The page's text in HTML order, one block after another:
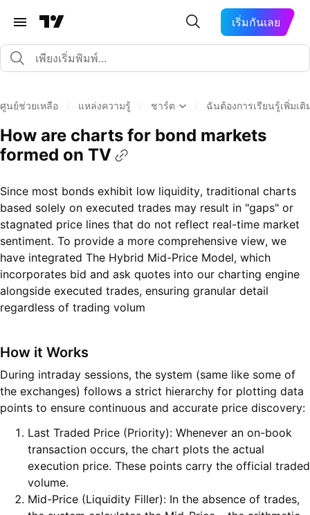
เริ่มกันเลย
ศูนย์ช่วยเหลือ แหล่งความรู้ ชาร์ต ฉันต้องการเรียนรู้เพิ่มเ
How are charts for bond markets
formed on TV
Since most bonds exhibit low liquidity, traditional charts
based solely on executed trades may result in "gaps" or
stagnated price lines that do not reflect real-time market
sentiment. To provide a more comprehensive view, we
have integrated The Hybrid Mid-Price Model, which
incorporates bid and ask quotes into our charting engine
alongside executed trades, ensuring granular detail
regardless of trading volum
How it Works
During intraday sessions, the system (same like some of
the exchanges) follows a strict hierarchy for plotting data
points to ensure continuous and accurate price discovery:
Last Traded Price (Priority): Whenever an on-book
transaction occurs, the chart plots the actual
execution price. These points carry the official traded
volume.
Mid-Price (Liquidity Filler): In the absence of trades,